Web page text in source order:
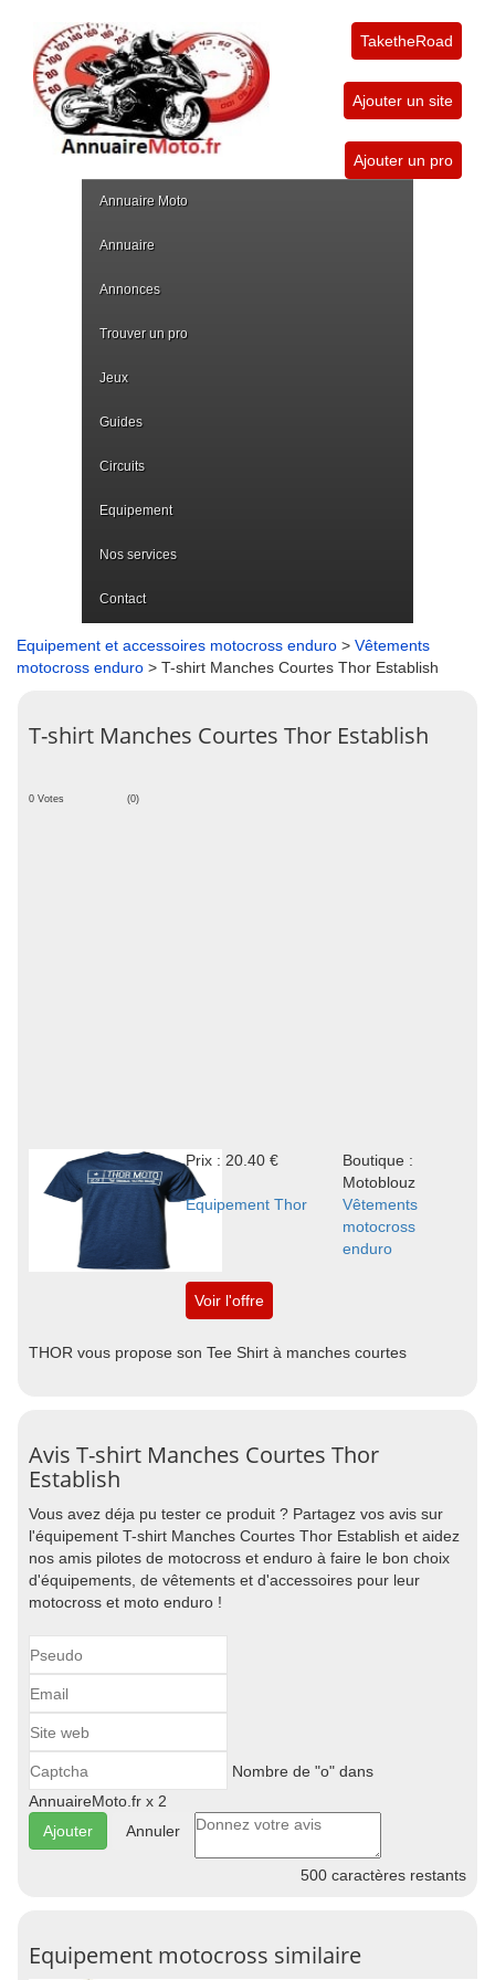
TaketheRoad
Ajouter un site
Ajouter un pro
Annuaire Moto
Annuaire
Annonces
Trouver un pro
Jeux
Guides
Circuits
Equipement
Nos services
Contact
Equipement et accessoires motocross enduro > Vêtements
motocross enduro > T-shirt Manches Courtes Thor Establish
T-shirt Manches Courtes Thor Establish
0 Votes (0)
Prix : 20.40 €
Boutique :
Motoblouz
Equipement Thor
Vêtements
motocross
enduro
Voir l'offre
THOR vous propose son Tee Shirt à manches courtes
Avis T-shirt Manches Courtes Thor
Establish
Vous avez déja pu tester ce produit ? Partagez vos avis sur
l'équipement T-shirt Manches Courtes Thor Establish et aidez
nos amis pilotes de motocross et enduro à faire le bon choix
d'équipements, de vêtements et d'accessoires pour leur
motocross et moto enduro !
Nombre de "o" dans
AnnuaireMoto.fr x 2
Annuler
500 caractères restants
Equipement motocross similaire